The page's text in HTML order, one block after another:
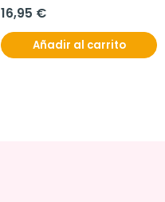
16,95 €
Añadir al carrito